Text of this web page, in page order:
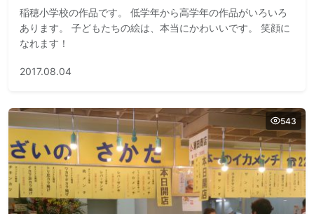
稲穂小学校の作品です。 低学年から高学年の作品がいろいろ
あります。 子どもたちの絵は、本当にかわいいです。 笑顔に
なれます！
2017.08.04
543